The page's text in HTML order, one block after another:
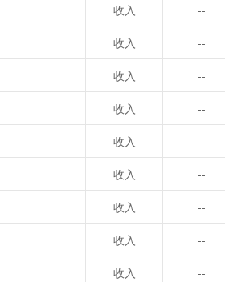
收入 --
收入 --
收入 --
收入 --
收入 --
收入 --
收入 --
收入 --
收入 --